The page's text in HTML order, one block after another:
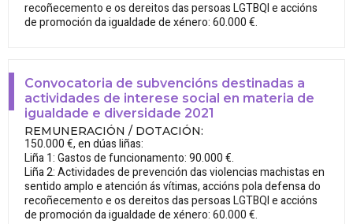
recoñecemento e os dereitos das persoas LGTBQI e accións
de promoción da igualdade de xénero: 60.000 €.
Convocatoria de subvencións destinadas a
actividades de interese social en materia de
igualdade e diversidade 2021
REMUNERACIÓN / DOTACIÓN:
150.000 €, en dúas liñas:
Liña 1: Gastos de funcionamento: 90.000 €.
Liña 2: Actividades de prevención das violencias machistas en
sentido amplo e atención ás vítimas, accións pola defensa do
recoñecemento e os dereitos das persoas LGTBQI e accións
de promoción da igualdade de xénero: 60.000 €.